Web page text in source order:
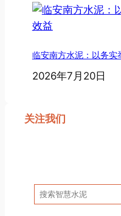
临安南方水泥：以务实
2026年7月20日
关注我们
搜
索